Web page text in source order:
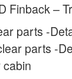
Finback –
parts -
parts -